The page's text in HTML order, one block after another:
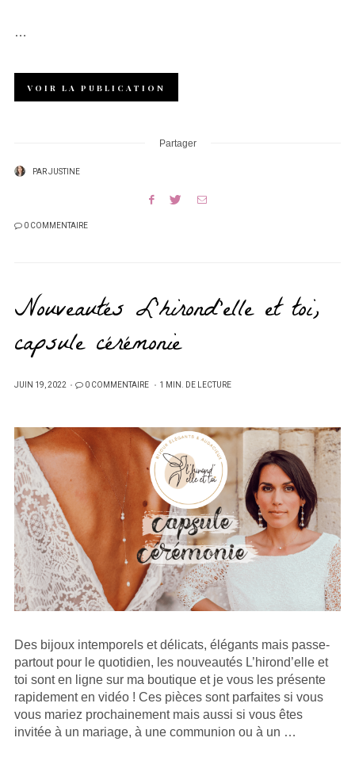
…
VOIR LA PUBLICATION
Partager
PARJUSTINE
0 COMMENTAIRE
Nouveautés L’hirond’elle et toi,
capsule cérémonie
PUBLIÉ
JUIN 19, 2022 0 COMMENTAIRE 1 MIN. DE LECTURE
Des bijoux intemporels et délicats, élégants mais passe-
partout pour le quotidien, les nouveautés L’hirond’elle et
toi sont en ligne sur ma boutique et je vous les présente
rapidement en vidéo ! Ces pièces sont parfaites si vous
vous mariez prochainement mais aussi si vous êtes
invitée à un mariage, à une communion ou à un …